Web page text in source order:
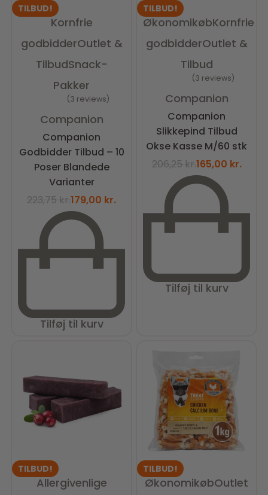
TILBUD!
Kornfrie
godbidderOutlet &
TilbudSnack-
Pakker
3 reviews
Companion
Companion
Godbidder Tilbud – 10
Poser Blandede
Varianter
223,75kr.179,00 kr.
Tilføj til kurv
TILBUD!
ØkonomikøbKornfrie
godbidderOutlet &
Tilbud
3 reviews
Companion
Companion
Slikkepind Tilbud
Okse Kasse M/60 stk
206,25kr.165,00 kr.
Tilføj til kurv
TILBUD!
Allergivenlige
TILBUD!
ØkonomikøbOutlet